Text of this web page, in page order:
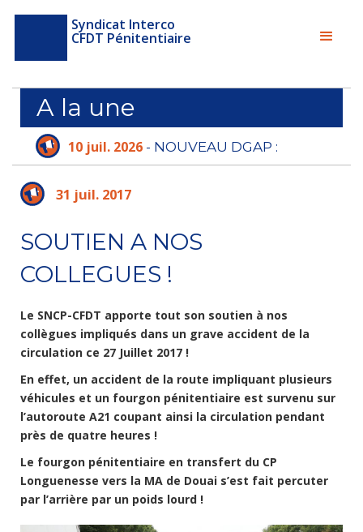
Syndicat Interco
CFDT Pénitentiaire
A la une
10 juil. 2026- NOUVEAU DGAP :
L'ADMINISTRATION PÉNITENTIAIRE N'A PLUS
LE TEMPS D'ATTENDRE
31 juil. 2017
SOUTIEN A NOS
COLLEGUES !
Le SNCP-CFDT apporte tout son soutien à nos
collègues impliqués dans un grave accident de la
circulation ce 27 Juillet 2017 !
En effet, un accident de la route impliquant plusieurs
véhicules et un fourgon pénitentiaire est survenu sur
l’autoroute A21 coupant ainsi la circulation pendant
près de quatre heures !
Le fourgon pénitentiaire en transfert du CP
Longuenesse vers la MA de Douai s’est fait percuter
par l’arrière par un poids lourd !